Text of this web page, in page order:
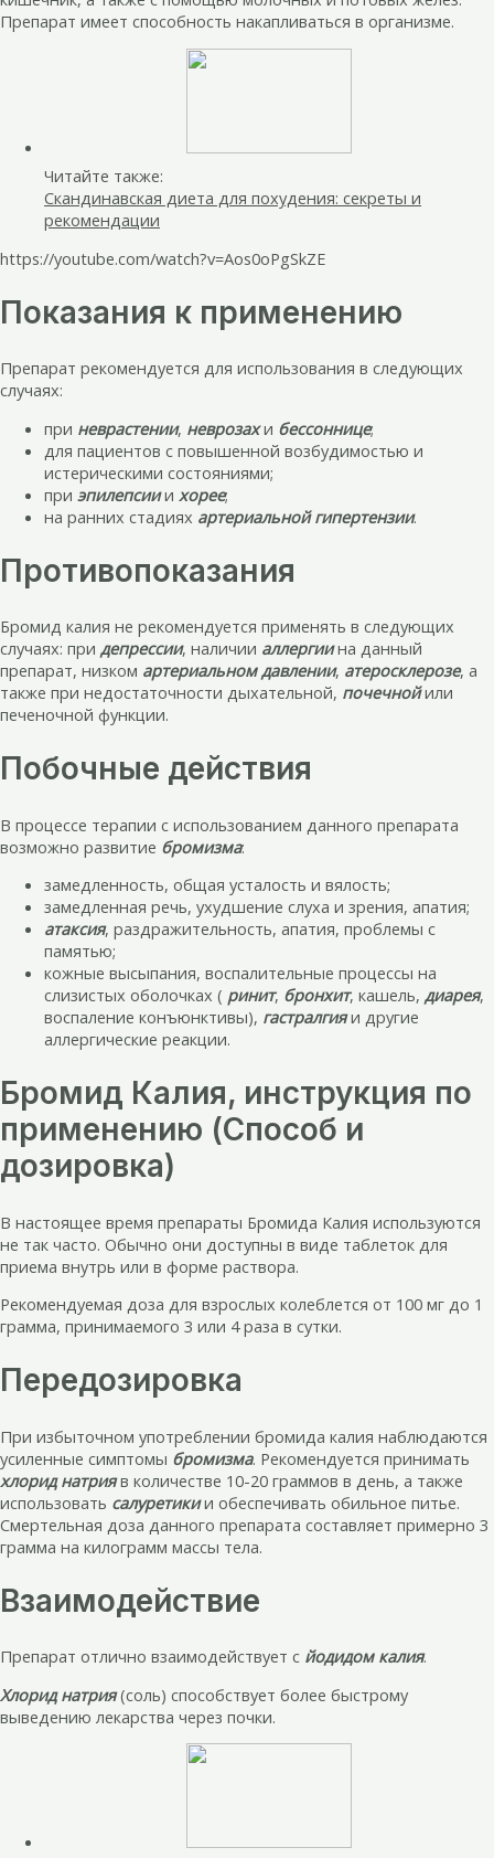
Препарат имеет способность накапливаться в организме.
Читайте также:
Скандинавская диета для похудения: секреты и
рекомендации
https://youtube.com/watch?v=Aos0oPgSkZE
Показания к применению
Препарат рекомендуется для использования в следующих
случаях:
при неврастении, неврозахи бессоннице;
для пациентов с повышенной возбудимостью и
истерическими состояниями;
при эпилепсиии хорее;
на ранних стадиях артериальной гипертензии.
Противопоказания
Бромид калия не рекомендуется применять в следующих
случаях: при депрессии, наличии аллергиина данный
препарат, низком артериальном давлении, атеросклерозе, а
также при недостаточности дыхательной, почечнойили
печеночной функции.
Побочные действия
В процессе терапии с использованием данного препарата
возможно развитие бромизма:
замедленность, общая усталость и вялость;
замедленная речь, ухудшение слуха и зрения, апатия;
атаксия, раздражительность, апатия, проблемы с
памятью;
кожные высыпания, воспалительные процессы на
слизистых оболочках ( ринит, бронхит, кашель, диарея,
воспаление конъюнктивы), гастралгияи другие
аллергические реакции.
Бромид Калия, инструкция по
применению (Способ и
дозировка)
В настоящее время препараты Бромида Калия используются
не так часто. Обычно они доступны в виде таблеток для
приема внутрь или в форме раствора.
Рекомендуемая доза для взрослых колеблется от 100 мг до 1
грамма, принимаемого 3 или 4 раза в сутки.
Передозировка
При избыточном употреблении бромида калия наблюдаются
усиленные симптомы бромизма. Рекомендуется принимать
хлорид натрияв количестве 10-20 граммов в день, а также
использовать салуретикии обеспечивать обильное питье.
Смертельная доза данного препарата составляет примерно 3
грамма на килограмм массы тела.
Взаимодействие
Препарат отлично взаимодействует с йодидом калия.
Хлорид натрия(соль) способствует более быстрому
выведению лекарства через почки.